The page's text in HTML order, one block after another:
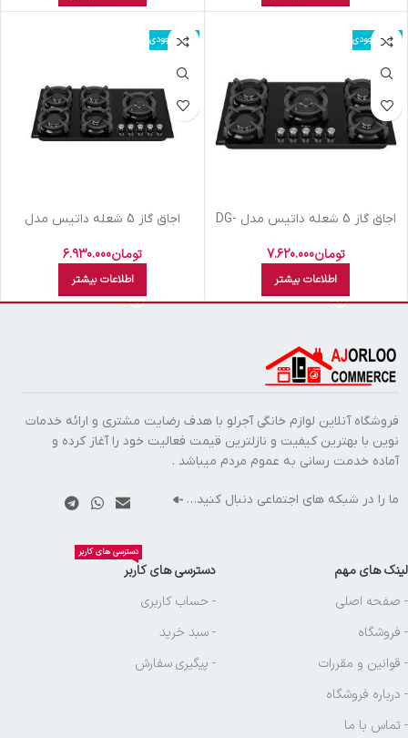
اتمام موجودی
اجاق گاز 5 شعله داتیس مدل DG-
تومان7.620.000
اطلاعات بیشتر
اتمام موجودی
اجاق گاز 5 شعله داتیس مدل
تومان6.930.000
اطلاعات بیشتر
فروشگاه آنلاین لوازم خانگی آجرلو با هدف رضایت مشتری و ارائه خدمات
نوین با بهترین کیفیت و نازلترین قیمت فعالیت خود را آغاز کرده و
آماده خدمت رسانی به عموم مردم میباشد .
ما را در شبکه های اجتماعی دنبال کنید…
لینک های مهم
- صفحه اصلی
- فروشگاه
- قوانین و مقررات
- درباره فروشگاه
- تماس با ما
دسترسی های کاربر
دسترسی های کاربر
- حساب کاربری
- سبد خرید
- پیگیری سفارش